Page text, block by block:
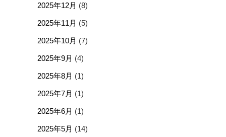
2025年12月 (8)
2025年11月 (5)
2025年10月 (7)
2025年9月 (4)
2025年8月 (1)
2025年7月 (1)
2025年6月 (1)
2025年5月 (14)